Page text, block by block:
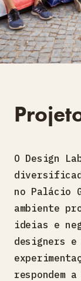
O Design
no Palácio
ambiente
ideias e
designers e
respondem